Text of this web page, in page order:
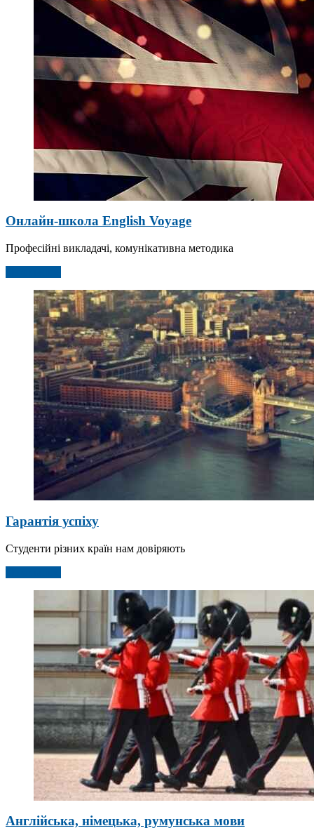
Онлайн-школа English Voyage
Професійні викладачі, комунікативна методика
Гарантія успіху
Студенти різних країн нам довіряють
Англійська, німецька, румунська мови